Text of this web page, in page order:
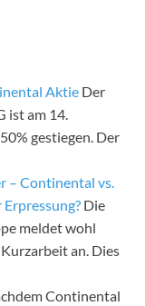
Aktie Der
ist am 14.
gestiegen. Der
– Continental vs.
Die
meldet wohl
an. Dies
Continental